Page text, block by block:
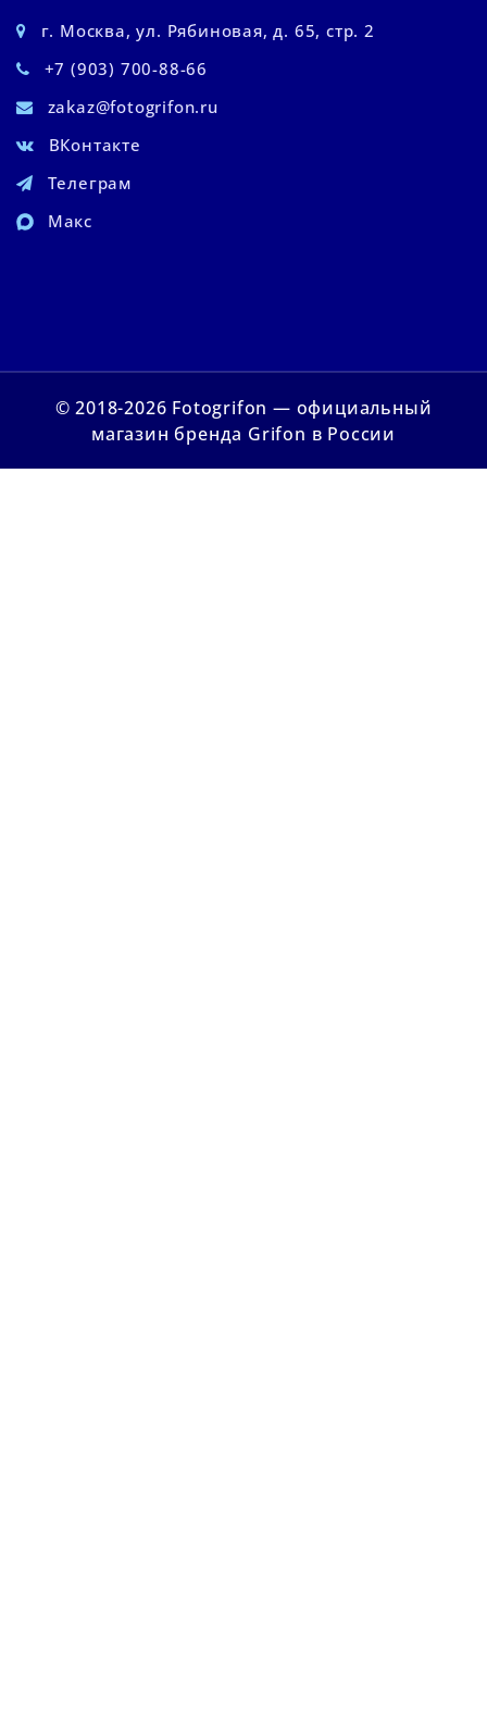
г. Москва, ул. Рябиновая, д. 65, стр. 2
+7 (903) 700-88-66
zakaz@fotogrifon.ru
ВКонтакте
Телеграм
Макс
© 2018-2026 Fotogrifon — официальный
магазин бренда Grifon в России